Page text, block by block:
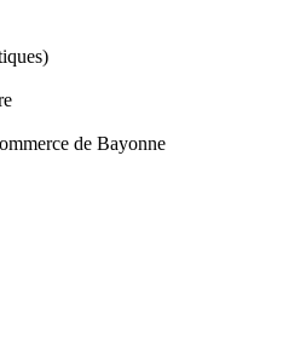
de Bayonne